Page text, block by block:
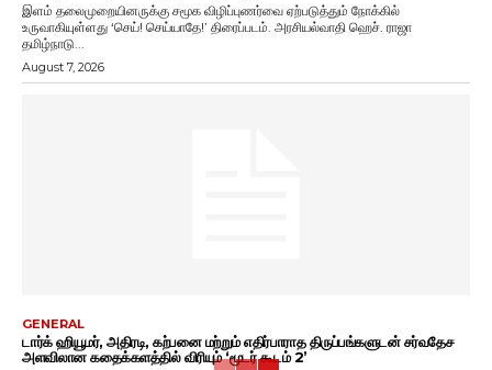
இளம் தலைமுறையினருக்கு சமூக விழிப்புணர்வை ஏற்படுத்தும் நோக்கில்
உருவாகியுள்ளது ‘செய்! செய்யாதே!’ திரைப்படம். அரசியல்வாதி ஹெச். ராஜா
தமிழ்நாடு...
August 7, 2026
GENERAL
டார்க் ஹியூமர், அதிரடி, கற்பனை மற்றும் எதிர்பாராத திருப்பங்களுடன் சர்வதேச
அளவிலான கதைக்களத்தில் விரியும் ‘மூடர் கூடம் 2’